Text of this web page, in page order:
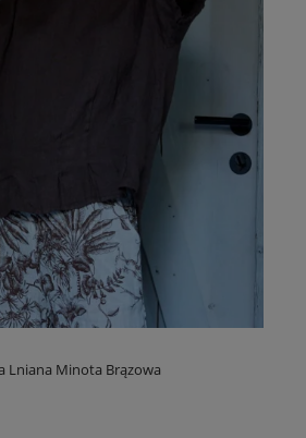
Lniana Minota Brązowa